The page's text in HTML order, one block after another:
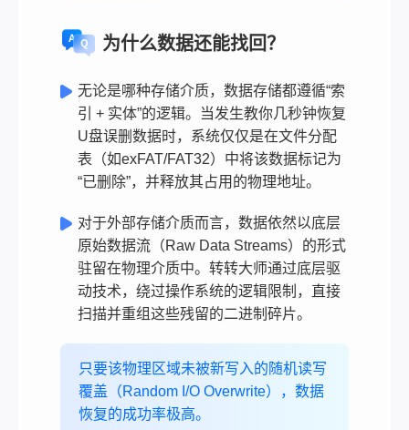
为什么数据还能找回？
无论是哪种存储介质，数据存储都遵循“索
引 + 实体”的逻辑。当发生教你几秒钟恢复
U盘误删数据时，系统仅仅是在文件分配
表（如exFAT/FAT32）中将该数据标记为
“已删除”，并释放其占用的物理地址。
对于外部存储介质而言，数据依然以底层
原始数据流（Raw Data Streams）的形式
驻留在物理介质中。转转大师通过底层驱
动技术，绕过操作系统的逻辑限制，直接
扫描并重组这些残留的二进制碎片。
只要该物理区域未被新写入的随机读写
覆盖（Random I/O Overwrite），数据
恢复的成功率极高。